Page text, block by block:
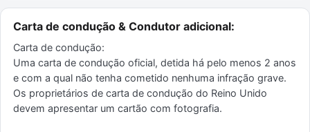
Carta de condução & Condutor adicional:
Carta de condução:
Uma carta de condução oficial, detida há pelo menos 2 anos
e com a qual não tenha cometido nenhuma infração grave.
Os proprietários de carta de condução do Reino Unido
devem apresentar um cartão com fotografia.